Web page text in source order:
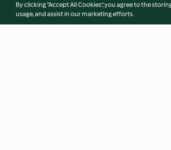
By clicking “Accept All Cookies”, you agree to the
usage, and assist in our marketing efforts.